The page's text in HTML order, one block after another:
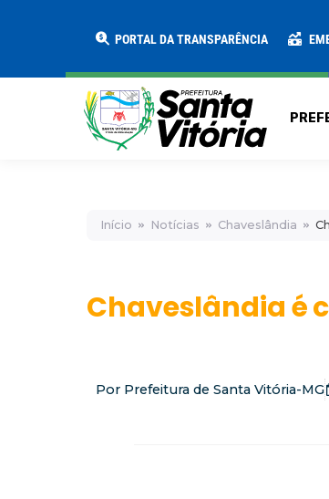
PORTAL DA TRANSPARÊNCIA
Início Notícias Chaveslândia
Chaveslândia é
Por Prefeitura de Santa Vitória-MG